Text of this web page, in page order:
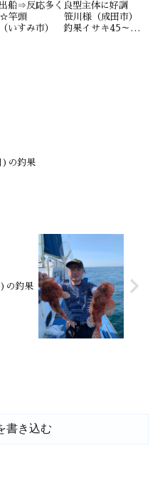
船⇒反応多く良型主体に好調
竿頭 笹川様（成田市）
いすみ市） 釣果イサキ45～５
の釣果
の釣果
書き込む